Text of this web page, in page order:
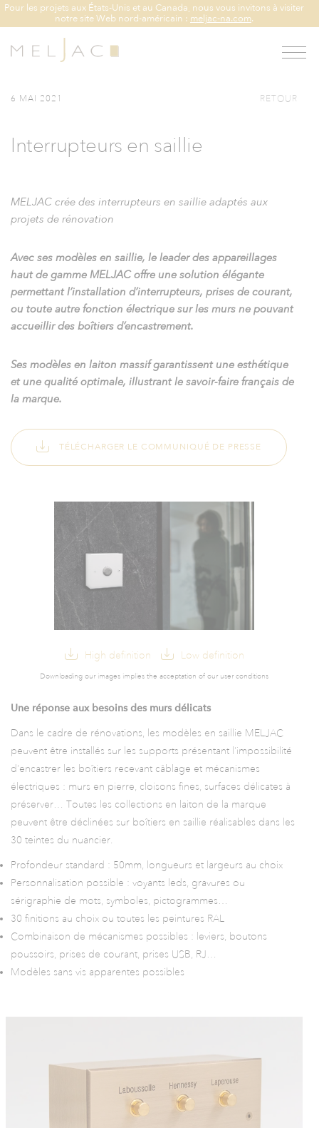
Pour les projets aux États-Unis et au Canada, nous vous invitons à visiter
notre site Web nord-américain : meljac-na.com.
Catalogues
FR EN US
6 MAI 2021 RETOUR
Interrupteurs en saillie
MELJAC crée des interrupteurs en saillie adaptés aux
projets de rénovation
Avec ses modèles en saillie, le leader des appareillages
haut de gamme MELJAC offre une solution élégante
permettant l’installation d’interrupteurs, prises de courant,
ou toute autre fonction électrique sur les murs ne pouvant
accueillir des boîtiers d’encastrement.
Ses modèles en laiton massif garantissent une esthétique
et une qualité optimale, illustrant le savoir-faire français de
la marque.
TÉLÉCHARGER LE COMMUNIQUÉ DE PRESSE
High definition Low definition
Downloading our images implies the acceptation of our user conditions
Une réponse aux besoins des murs délicats
Dans le cadre de rénovations, les modèles en saillie MELJAC
peuvent être installés sur les supports présentant l’impossibilité
d’encastrer les boîtiers recevant câblage et mécanismes
électriques : murs en pierre, cloisons fines, surfaces délicates à
préserver… Toutes les collections en laiton de la marque
peuvent être déclinées sur boîtiers en saillie réalisables dans les
30 teintes du nuancier.
Profondeur standard : 50mm, longueurs et largeurs au choix
Personnalisation possible : voyants leds, gravures ou
sérigraphie de mots, symboles, pictogrammes…
30 finitions au choix ou toutes les peintures RAL
Combinaison de mécanismes possibles : leviers, boutons
poussoirs, prises de courant, prises USB, RJ…
Modèles sans vis apparentes possibles